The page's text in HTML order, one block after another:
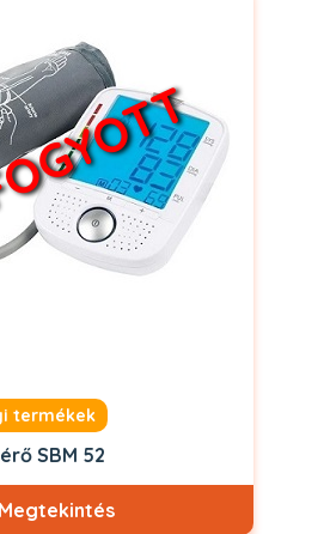
termékek
SBM 52
Megtekintés